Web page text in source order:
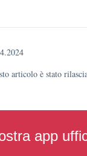
articolo è stato
app